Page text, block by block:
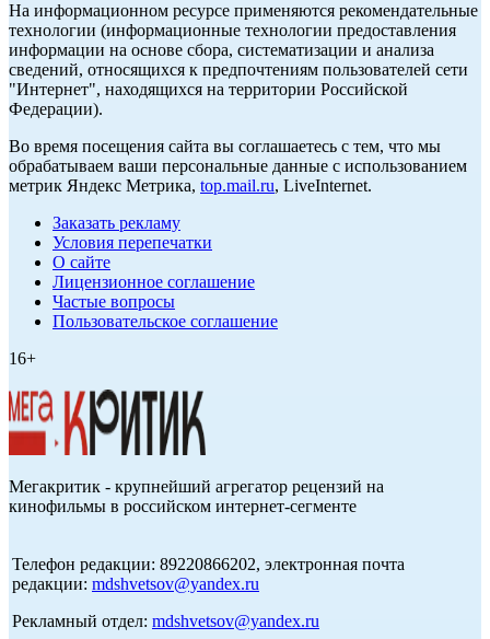
На информационном ресурсе применяются рекомендательные
технологии (информационные технологии предоставления
информации на основе сбора, систематизации и анализа
сведений, относящихся к предпочтениям пользователей сети
"Интернет", находящихся на территории Российской
Федерации).
Во время посещения сайта вы соглашаетесь с тем, что мы
обрабатываем ваши персональные данные с использованием
метрик Яндекс Метрика, top.mail.ru, LiveInternet.
Заказать рекламу
Условия перепечатки
О сайте
Лицензионное соглашение
Частые вопросы
Пользовательское соглашение
16+
Мегакритик - крупнейший агрегатор рецензий на
кинофильмы в российском интернет-сегменте
Телефон редакции: 89220866202, электронная почта
редакции: mdshvetsov@yandex.ru
Рекламный отдел: mdshvetsov@yandex.ru